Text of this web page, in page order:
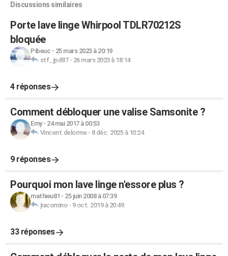
Discussions similaires
Porte lave linge Whirpool TDLR70212S
bloquée
Pibeuc - 25 mars 2023 à 20:19
stf_jpd87- 26 mars 2023 à 18:14
4 réponses
Comment débloquer une valise Samsonite ?
Emy- 24 mai 2017 à 00:53
Vincent.delorme- 8 déc. 2025 à 10:24
9 réponses
Pourquoi mon lave linge n'essore plus ?
mathieu81 - 25 juin 2008 à 07:39
jiacomino- 9 oct. 2019 à 20:49
33 réponses